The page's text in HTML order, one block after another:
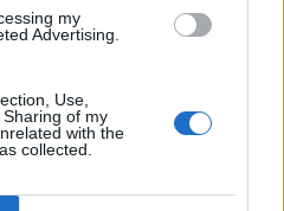
my
Advertising.
Use,
of my
with the
collected.